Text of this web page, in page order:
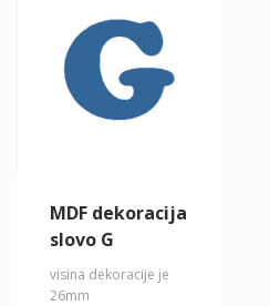
MDF dekoracija
slovo G
visina dekoracije je
26mm